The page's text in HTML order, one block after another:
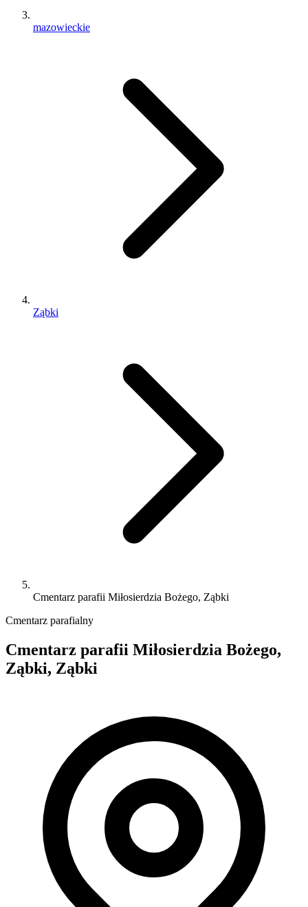
mazowieckie
Ząbki
Cmentarz parafii Miłosierdzia Bożego, Ząbki
Cmentarz parafialny
Cmentarz parafii Miłosierdzia Bożego,
Ząbki, Ząbki